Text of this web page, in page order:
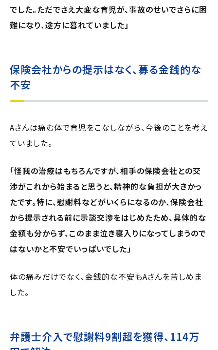
でした。ただでさえ大変な育児が、事故のせいでさらに困
難になり、途方に暮れていました」
保険会社からの提示はなく、募る金銭的な
不安
Aさんは痛む体で育児をこなしながら、今後のことを考え
ていました。
「怪我の治療はもちろんですが、相手の保険会社との交
渉がこれから始まると思うと、精神的な負担が大きかっ
たです。特に、慰謝料などがいくらになるのか、保険会社
から提示される前に示談交渉をはじめたため、具体的な
金額も分からず、このまま泣き寝入りになってしまうので
はないかと不安でいっぱいでした」
体の痛みだけでなく、金銭的な不安もAさんを苦しめま
した。
弁護士介入で慰謝料9割超を獲得、114万